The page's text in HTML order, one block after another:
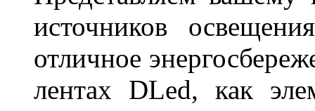
источников
отличное
лентах DLed, как